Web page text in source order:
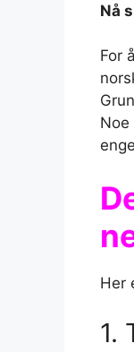
Nå
For
Her
1.